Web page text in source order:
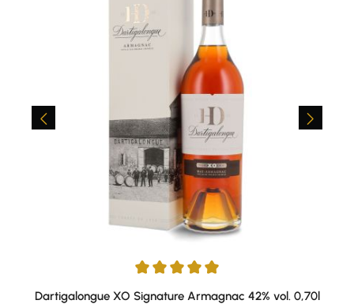
Durchschnittliche Bewertung von 5 von 5 Sternen
Dartigalongue XO Signature Armagnac 42% vol. 0,70l